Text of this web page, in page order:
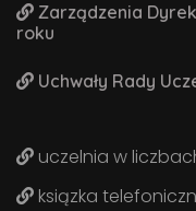
Zarządzenia
roku
Uchwały Rady
uczelnia w
ksiązka